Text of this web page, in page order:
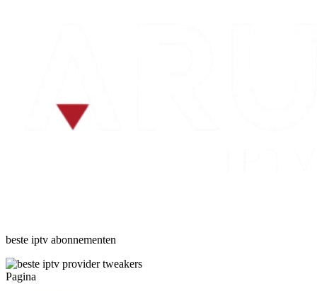
beste iptv abonnementen
Pagina